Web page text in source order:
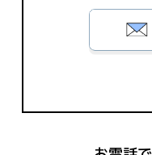
■ご同意内容
（１）取得する個
氏名、住所・電話